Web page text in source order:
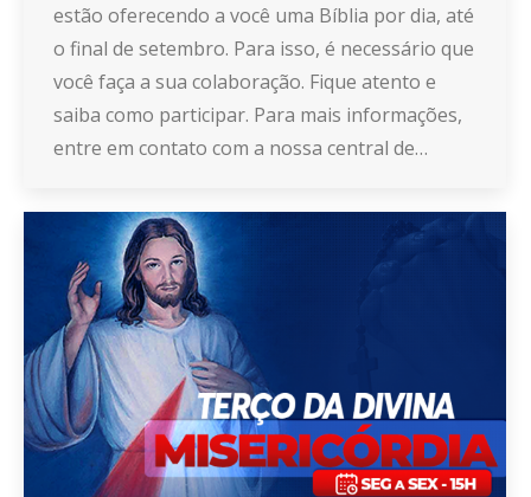
estão oferecendo a você uma Bíblia por dia, até
o final de setembro. Para isso, é necessário que
você faça a sua colaboração. Fique atento e
saiba como participar. Para mais informações,
entre em contato com a nossa central de…